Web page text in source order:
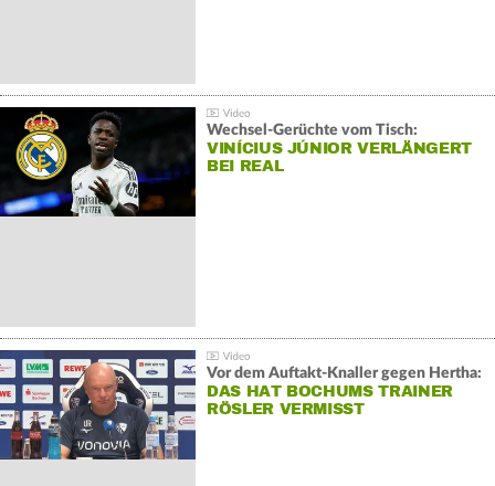
Wechsel-Gerüchte vom Tisch:
VINÍCIUS JÚNIOR VERLÄNGERT
BEI REAL
Vor dem Auftakt-Knaller gegen Hertha:
DAS HAT BOCHUMS TRAINER
RÖSLER VERMISST